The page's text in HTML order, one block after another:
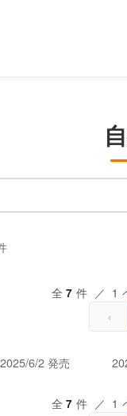
全7 件 ／ 1
‹
2025/6/2 発売
全7 件 ／ 1